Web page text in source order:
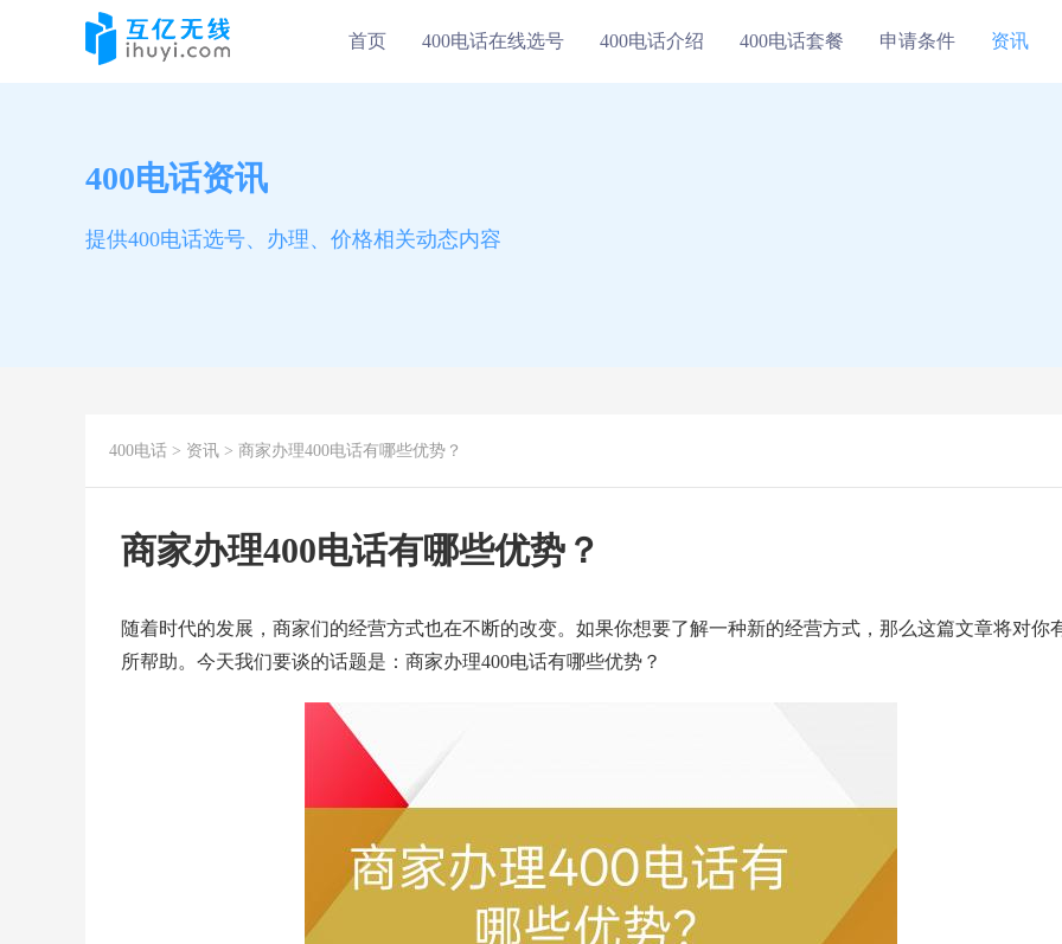
首页 400电话在线选号 400电话介绍 400电话套餐 申请条件 资讯
400电话资讯
提供400电话选号、办理、价格相关动态内容
400电话 > 资讯 > 商家办理400电话有哪些优势？
商家办理400电话有哪些优势？
随着时代的发展，商家们的经营方式也在不断的改变。如果你想要了解一种新的经营方式，那么这篇文章将对你
所帮助。今天我们要谈的话题是：商家办理400电话有哪些优势？